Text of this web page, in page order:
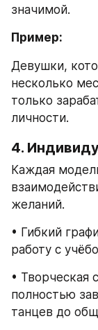
значимой.
Пример:
Девушки,
несколько
только
личности.
4.
Каждая
желаний.
• Гибкий
работу с
• Творческая
полностью
танцев до